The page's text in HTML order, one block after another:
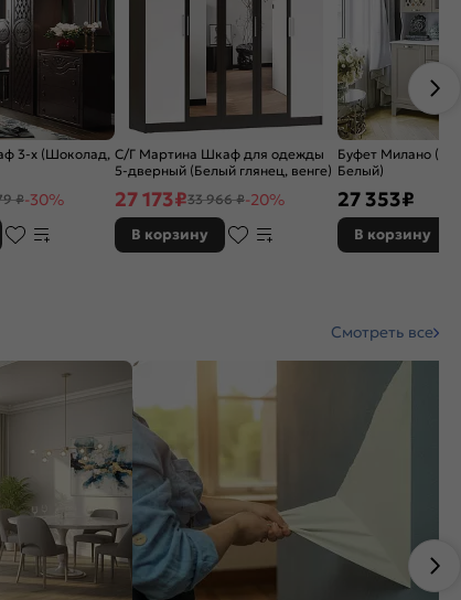
3-х (Шоколад,
₽-30%
С/Г Мартина Шкаф для одежды
5-дверный (Белый глянец, венге)
27 173₽33 966 ₽-20%
В корзину
Буфет Милано
Белый)
27 353₽
В корзину
Смотреть все